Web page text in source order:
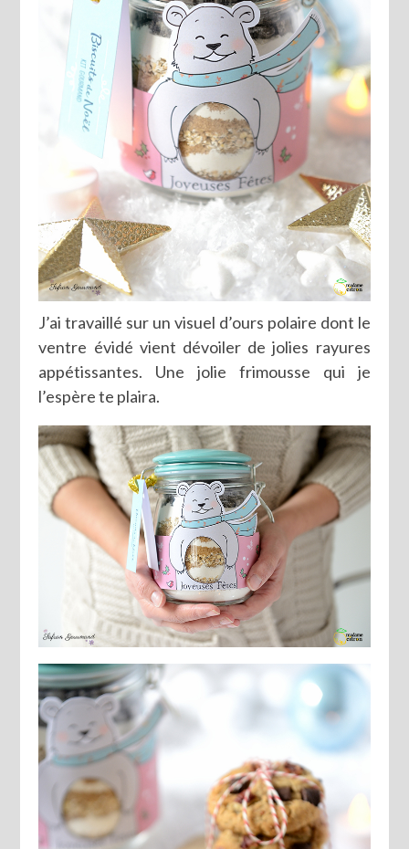
J’ai travaillé sur un visuel d’ours polaire dont le
ventre évidé vient dévoiler de jolies rayures
appétissantes. Une jolie frimousse qui je
l’espère te plaira.